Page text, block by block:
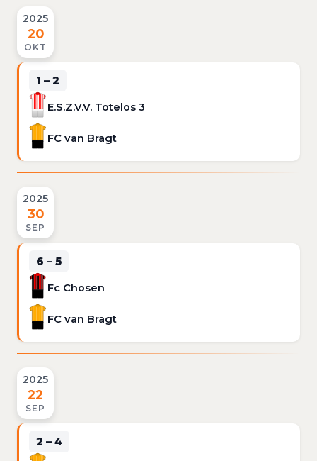
2025
20
OKT
1 – 2
E.S.Z.V.V. Totelos 3
FC van Bragt
2025
30
SEP
6 – 5
Fc Chosen
FC van Bragt
2025
22
SEP
2 – 4